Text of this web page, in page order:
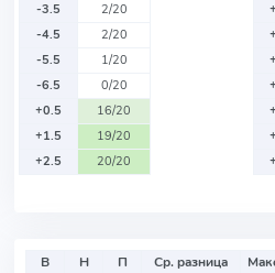
-3.5
2/20
-4.5
2/20
-5.5
1/20
-6.5
0/20
+0.5
16/20
+1.5
19/20
+2.5
20/20
В Н П Ср. разница